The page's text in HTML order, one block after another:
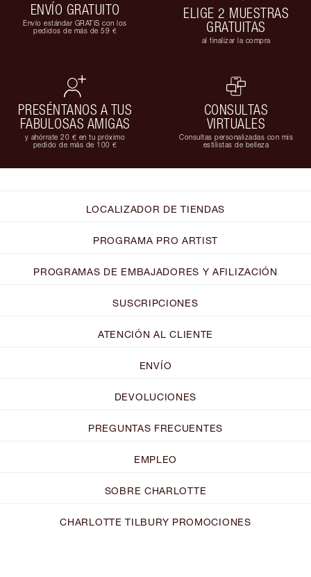
ENVÍO GRATUITO
Envío estándar GRATIS con los
pedidos de más de 59 €
ELIGE 2 MUESTRAS
GRATUITAS
al finalizar la compra
PRESÉNTANOS A TUS
FABULOSAS AMIGAS
y ahórrate 20 € en tu próximo
pedido de más de 100 €
CONSULTAS
VIRTUALES
Consultas personalizadas con mis
estilistas de belleza
LOCALIZADOR DE TIENDAS
PROGRAMA PRO ARTIST
PROGRAMAS DE EMBAJADORES Y AFILIZACIÓN
SUSCRIPCIONES
ATENCIÓN AL CLIENTE
ENVÍO
DEVOLUCIONES
PREGUNTAS FRECUENTES
EMPLEO
SOBRE CHARLOTTE
CHARLOTTE TILBURY PROMOCIONES